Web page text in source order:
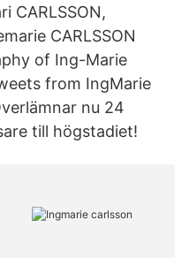
CARLSSON,
CARLSSON
of Ing-Marie
from IngMarie
nu 24
till högstadiet!